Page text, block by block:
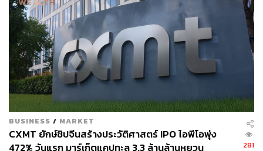
สำหรับการจัดสรรหุ้นให้นักลงทุนสถาบัน TIDLOR และผู้ถือ
หุ้นเดิมที่เสนอขายหุ้นสามัญในครั้งนี้ ได้ร่วมลงนามใน
สัญญาลงทุนในหุ้นกับนักลงทุนสถาบันคุณภาพที่มีชื่อเสียงทั้ง
ในประเทศไทยและในต่างประเทศที่เป็น Cornerstone
Investors รวม 32 ราย โดยคิดเป็นมูลค่ารวมกว่า 22,800
ล้านบาท ที่ราคา 36.50 บาท ซึ่งเป็นราคาสูงสุดของช่วงราคา
เสนอขายหุ้นเบื้องต้น หรือคิดเป็นประมาณ 69.0% ของ
จำนวนหุ้นที่เสนอขายในครั้งนี้ (ไม่รวมการจัดสรรหุ้นส่วน
เกิน)
ทั้งนี้ IPO ของหุ้น TIDLOR จะมีมูลค่าการเสนอขายรวมไม่
BUSINESS / MARKET
CXMT ยักษ์ชิปจีนสร้างประวัติศาสตร์ IPO ไอพีโอพุ่ง
472% วันแรก มาร์เก็ตแคปทะลุ 3.3 ล้านล้านหยวน
281